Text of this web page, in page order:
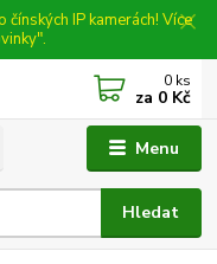
IP kamerách! Více
Menu
Hledat
0 ks
za 0 Kč